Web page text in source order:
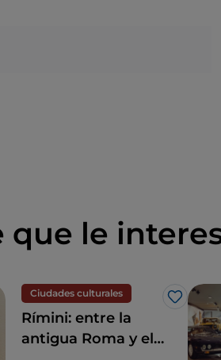
que le
Ciudades culturales
Me
Rímini: entre la
antigua Roma y el